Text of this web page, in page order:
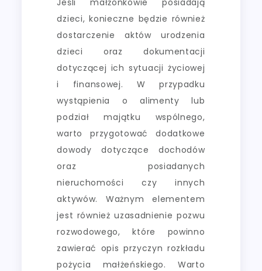
dzieci, konieczne będzie również
dostarczenie aktów urodzenia
dzieci oraz dokumentacji
dotyczącej ich sytuacji życiowej
i finansowej. W przypadku
wystąpienia o alimenty lub
podział majątku wspólnego,
warto przygotować dodatkowe
dowody dotyczące dochodów
oraz posiadanych
nieruchomości czy innych
aktywów. Ważnym elementem
jest również uzasadnienie pozwu
rozwodowego, które powinno
zawierać opis przyczyn rozkładu
pożycia małżeńskiego. Warto